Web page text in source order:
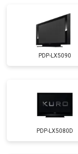
PDP-LX5090
PDP-LX5080D